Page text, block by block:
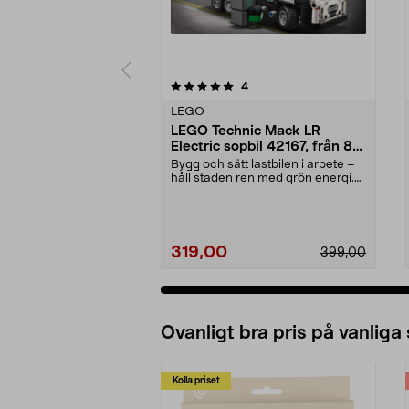
4recensioner
LEGO
LEGO Technic Mack LR
Electric sopbil 42167, från 8
år
Bygg och sätt lastbilen i arbete –
håll staden ren med grön energi.
319,00 399,00
0.0 av 5 stjärnor
Ovanligt bra pris på vanliga
Kolla priset